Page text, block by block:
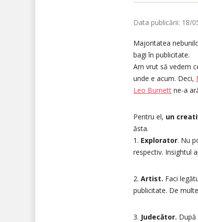
Data publicării: 18/
Majoritatea
bagi în publicitate.
Am vrut să vedem
unde e acum. Deci,
Leo Burnett ne-a
Pentru el, un
ăsta.
1. Explorator. Nu
respectiv. Insightul
2. Artist. Faci
publicitate. De
3. Judecător.